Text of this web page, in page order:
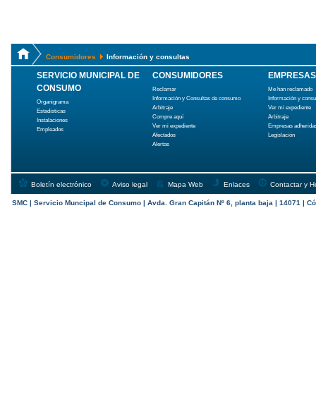
Consumidores Información y consultas
SERVICIO MUNICIPAL DE
CONSUMO
Organigrama
Estadísticas
Instalaciones
Empleados
CONSUMIDORES
Reclamar
Información y Consultas de consumo
Arbitraje
Compre aquí
Ver mi expediente
Afectados
Alertas
EMPRESAS
Me han reclamado
Información y
Ver mi expediente
Arbitraje
Empresas
Legislación
Boletín electrónico Aviso legal Mapa Web Enlaces Contactar y
SMC | Servicio Muncipal de Consumo | Avda. Gran Capitán Nº 6, planta baja | 14071 |